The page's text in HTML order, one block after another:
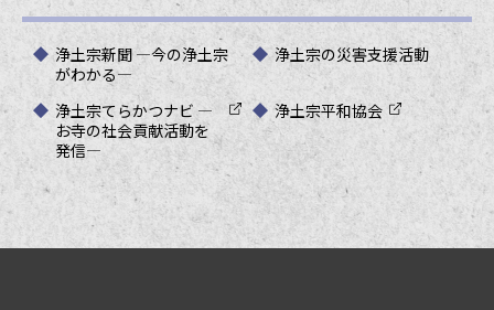
浄土宗新聞 ―今の浄土宗
がわかる―
浄土宗の災害支援活動
浄土宗てらかつナビ ―
お寺の社会貢献活動を
発信―
浄土宗平和協会